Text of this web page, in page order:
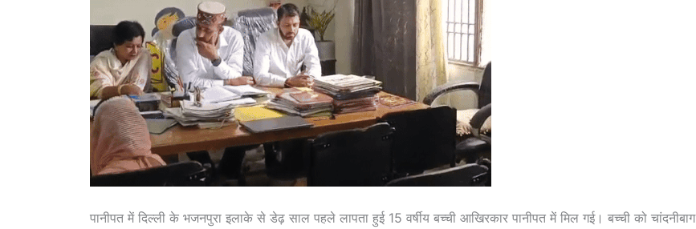
पानीपत में दिल्ली के भजनपुरा इलाके से डेढ़ साल पहले लापता हुई 15 वर्षीय बच्ची आखिरकार पानीपत में मिल गई। बच्ची को चांदनीबाग